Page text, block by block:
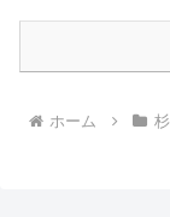
ホーム 杉